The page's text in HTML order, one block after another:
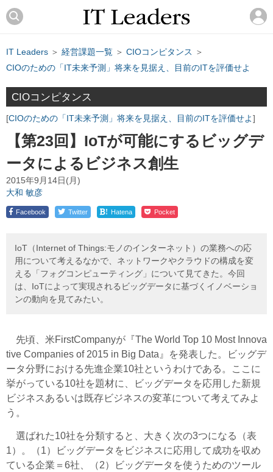
IT Leaders ＞ 経営課題一覧 ＞ CIOコンピタンス ＞
CIOのための「IT未来予測」将来を見据え、目前のITを評価せよ
CIOコンピタンス
CIOのための「IT未来予測」将来を見据え、目前のITを評価せよ
【第23回】IoTが可能にするビッグデ
ータによるビジネス創生
2015年9月14日(月)
大和 敏彦
Facebook Twitter ! Hatena Pocket
IoT（Internet of Things:モノのインターネット）の業務への応
用について考えるなかで、ネットワークやクラウドの構成を変
える「フォグコンピューティング」について見てきた。今回
は、IoTによって実現されるビッグデータに基づくイノベーショ
ンの動向を見てみたい。
先頃、米FirstCompanyが『The World Top 10 Most Innova
tive Companies of 2015 in Big Data』を発表した。ビッグデ
ータ分野における先進企業10社というわけである。ここに
挙がっている10社を題材に、ビッグデータを応用した新規
ビジネスあるいは既存ビジネスの変革について考えてみよ
う。
選ばれた10社を分類すると、大きく次の3つになる（表
1）。（1）ビッグデータをビジネスに応用して成功を収め
ている企業＝6社、（2）ビッグデータを使うためのツール